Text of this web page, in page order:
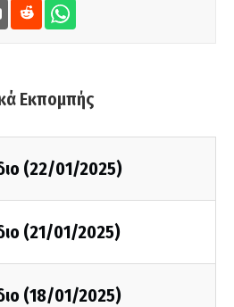
Εκπομπής
(22/01/2025)
(21/01/2025)
(18/01/2025)